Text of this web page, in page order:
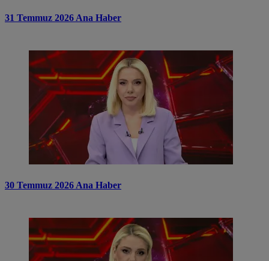
31 Temmuz 2026 Ana Haber
30 Temmuz 2026 Ana Haber